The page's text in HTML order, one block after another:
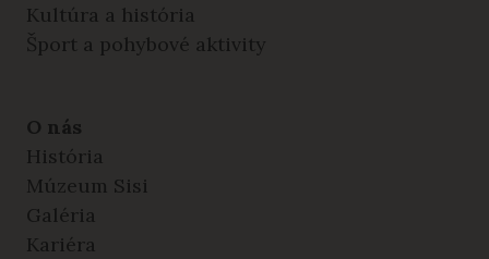
Kultúra a história
Šport a pohybové aktivity
O nás
História
Múzeum Sisi
Galéria
Kariéra